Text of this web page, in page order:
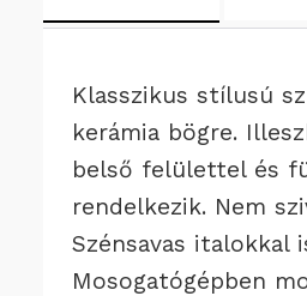
Klasszikus stílusú
kerámia bögre.
belső felülettel és
rendelkezik. Nem
Szénsavas italokkal
Mosogatógépben